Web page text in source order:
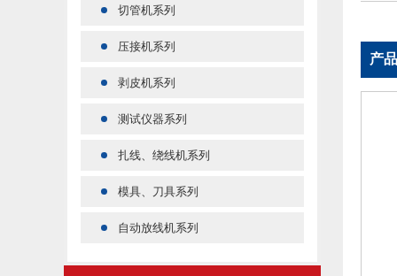
切管机系列
压接机系列
剥皮机系列
测试仪器系列
扎线、绕线机系列
模具、刀具系列
自动放线机系列
产